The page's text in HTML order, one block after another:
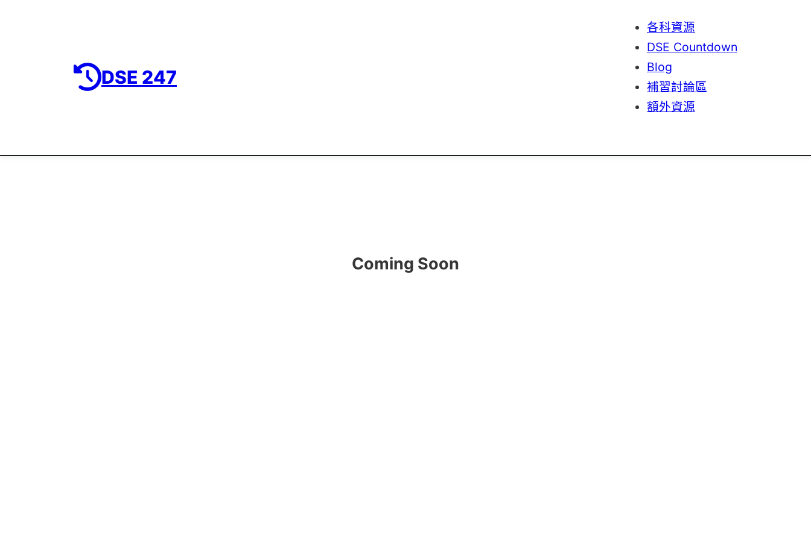
DSE 247
各科資源
DSE Countdown
Blog
補習討論區
額外資源
Coming Soon